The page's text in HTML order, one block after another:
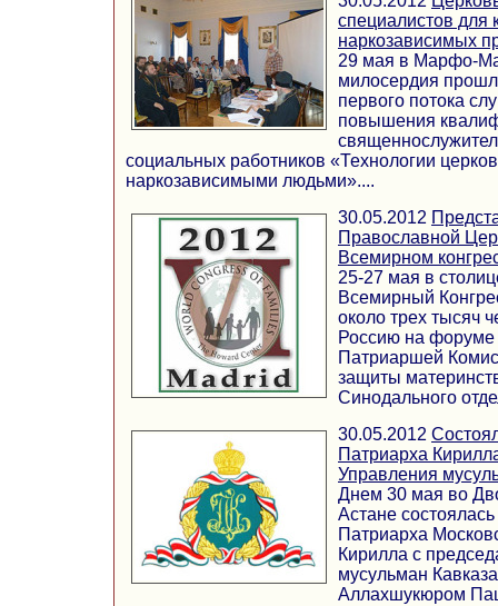
специалистов для
наркозависимых
29 мая в Марфо-
милосердия
первого потока
повышения
социальных работников «Технологии
наркозависимыми людьми»....
30.05.2012
Православной
Всемирном
25-27 мая в
Всемирный
около трех тысяч
Россию на форуме
Патриаршей
защиты
Синодального
30.05.2012
Патриарха
Управления
Днем 30 мая во
Астане
Патриарха
Кирилла с
мусульман
Аллахшукюром